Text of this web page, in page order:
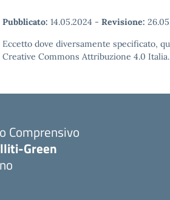
Pubblicato: 14.05.2024 - Revisione:
Eccetto dove diversamente specificato,
Creative Commons Attribuzione 4.0 Italia.
Comprensivo
Green